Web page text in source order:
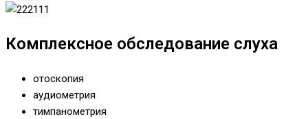
Комплексное обследование слуха
отоскопия
аудиометрия
тимпанометрия